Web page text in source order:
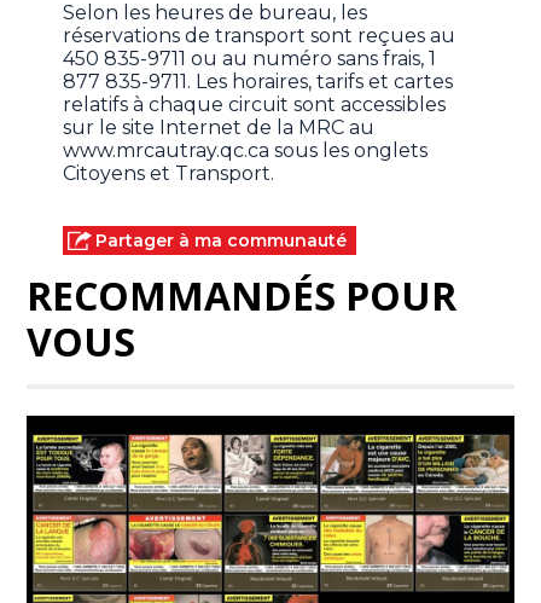
Selon les heures de bureau, les
réservations de transport sont reçues au
450 835-9711 ou au numéro sans frais, 1
877 835-9711. Les horaires, tarifs et cartes
relatifs à chaque circuit sont accessibles
sur le site Internet de la MRC au
www.mrcautray.qc.ca sous les onglets
Citoyens et Transport.
Partager à ma communauté
RECOMMANDÉS POUR
VOUS